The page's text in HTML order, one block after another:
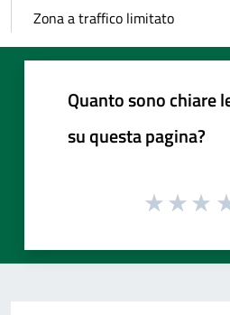
Zona a traffico limitato
Quanto sono chiare
su questa pagina?